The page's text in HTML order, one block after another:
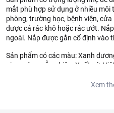
mắt phù hợp sử dụng ở nhiều môi
phòng, trường học, bệnh viện,
được cả rác khô hoặc rác ướt.
ngoài. Nắp được gắn cố định vào
Sản phẩm có các màu: Xanh
giao màu ngẫu nhiên. Xuất xứ:
Xem